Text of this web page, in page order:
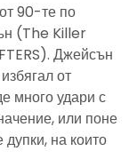
90-те по
(The Killer
Джейсън
от
много удари с
или поне
на които